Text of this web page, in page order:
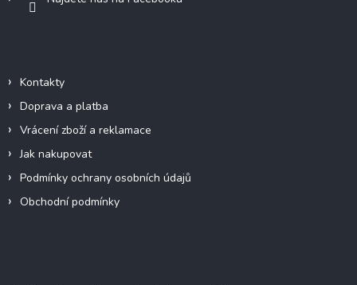
Kontakty
Doprava a platba
Vrácení zboží a reklamace
Jak nakupovat
Podmínky ochrany osobních údajů
Obchodní podmínky